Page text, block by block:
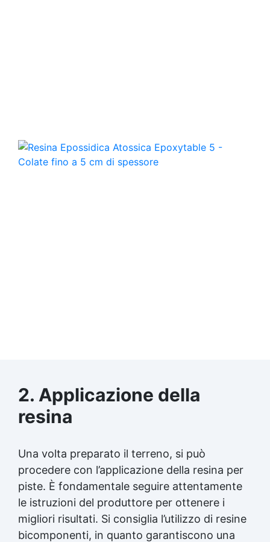
2. Applicazione della
resina
Una volta preparato il terreno, si può
procedere con l’applicazione della resina per
piste. È fondamentale seguire attentamente
le istruzioni del produttore per ottenere i
migliori risultati. Si consiglia l’utilizzo di resine
bicomponenti, in quanto garantiscono una